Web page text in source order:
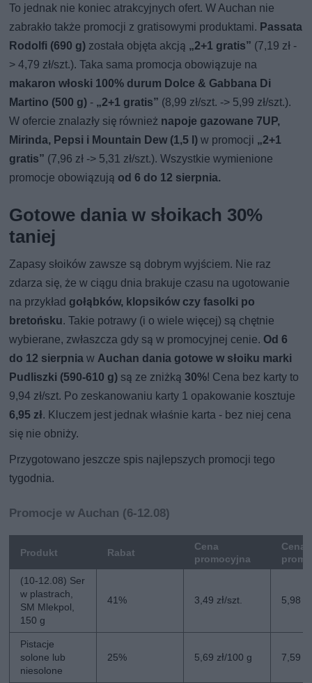
To jednak nie koniec atrakcyjnych ofert. W Auchan nie
zabrakło także promocji z gratisowymi produktami. Passata
Rodolfi (690 g) została objęta akcją „2+1 gratis” (7,19 zł -
> 4,79 zł/szt.). Taka sama promocja obowiązuje na
makaron włoski 100% durum Dolce & Gabbana Di
Martino (500 g) - „2+1 gratis” (8,99 zł/szt. -> 5,99 zł/szt.).
W ofercie znalazły się również napoje gazowane 7UP,
Mirinda, Pepsi i Mountain Dew (1,5 l) w promocji „2+1
gratis” (7,96 zł -> 5,31 zł/szt.). Wszystkie wymienione
promocje obowiązują od 6 do 12 sierpnia.
Gotowe dania w słoikach 30%
taniej
Zapasy słoików zawsze są dobrym wyjściem. Nie raz
zdarza się, że w ciągu dnia brakuje czasu na ugotowanie
na przykład gołąbków, klopsików czy fasolki po
bretońsku. Takie potrawy (i o wiele więcej) są chętnie
wybierane, zwłaszcza gdy są w promocyjnej cenie. Od 6
do 12 sierpnia w Auchan dania gotowe w słoiku marki
Pudliszki (590-610 g) są ze zniżką30%! Cena bez karty to
9,94 zł/szt. Po zeskanowaniu karty 1 opakowanie kosztuje
6,95 zł. Kluczem jest jednak właśnie karta - bez niej cena
się nie obniży.
Przygotowano jeszcze spis najlepszych promocji tego
tygodnia.
Promocje w Auchan (6-12.08)
Produkt Rabat
Cena
promocyjna
Cena
(10-12.08) Ser
w plastrach,
SM Mlekpol,
150 g
41% 3,49 zł/szt. 5,98
Pistacje
solone lub
niesolone
25% 5,69 zł/100 g 7,59